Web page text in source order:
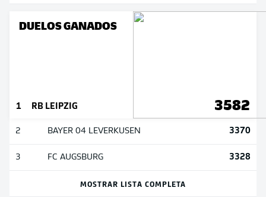
DUELOS GANADOS
1 RB LEIPZIG 3582
2 BAYER 04 LEVERKUSEN 3370
3 FC AUGSBURG 3328
MOSTRAR LISTA COMPLETA